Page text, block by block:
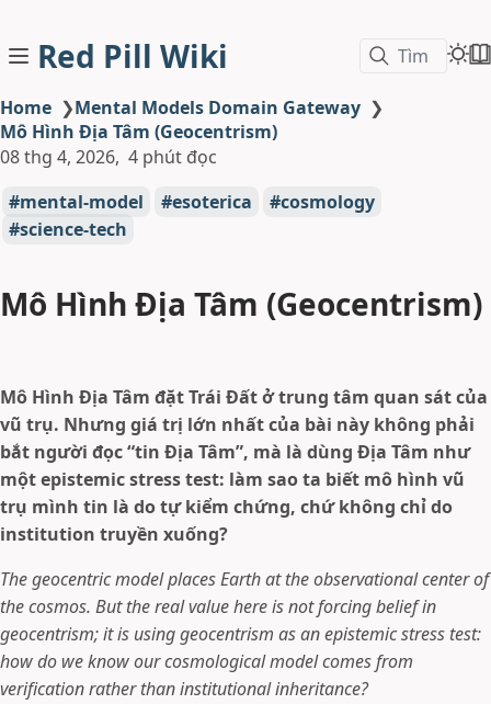
Red Pill Wiki Tìm
Home ❯Mental Models Domain Gateway ❯
Mô Hình Địa Tâm (Geocentrism)
08 thg 4, 2026 4 phút đọc
mental-model
esoterica
cosmology
science-tech
Mô Hình Địa Tâm (Geocentrism)
Mô Hình Địa Tâm đặt Trái Đất ở trung tâm quan sát của
vũ trụ. Nhưng giá trị lớn nhất của bài này không phải
bắt người đọc “tin Địa Tâm”, mà là dùng Địa Tâm như
một epistemic stress test: làm sao ta biết mô hình vũ
trụ mình tin là do tự kiểm chứng, chứ không chỉ do
institution truyền xuống?
The geocentric model places Earth at the observational center of
the cosmos. But the real value here is not forcing belief in
geocentrism; it is using geocentrism as an epistemic stress test:
how do we know our cosmological model comes from
verification rather than institutional inheritance?